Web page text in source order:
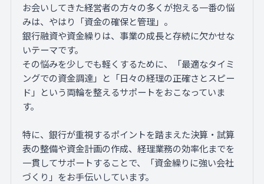
お会いしてきた経営者の方々の多くが抱える一番の悩
みは、やはり「資金の確保と管理」。
銀行融資や資金繰りは、事業の成長と存続に欠かせな
いテーマです。
その悩みを少しでも軽くするために、「最適なタイミ
ングでの資金調達」と「日々の経理の正確さとスピー
ド」という両輪を整えるサポートをおこなっていま
す。
特に、銀行が重視するポイントを踏まえた決算・試算
表の整備や資金計画の作成、経理業務の効率化までを
一貫してサポートすることで、「資金繰りに強い会社
づくり」をお手伝いしています。